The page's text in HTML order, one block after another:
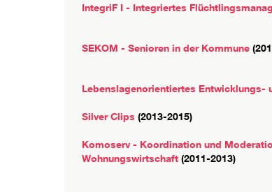
IntegriF I - Integriertes
SEKOM - Senioren in der Kommune
Lebenslagenorientiertes Entwicklungs-
Silver Clips (2013-2015)
Komoserv - Koordination und
Wohnungswirtschaft (2011-2013)